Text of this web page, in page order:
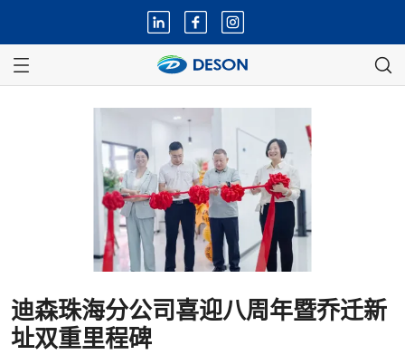
迪森珠海分公司喜迎八周年暨乔迁新
址双重里程碑